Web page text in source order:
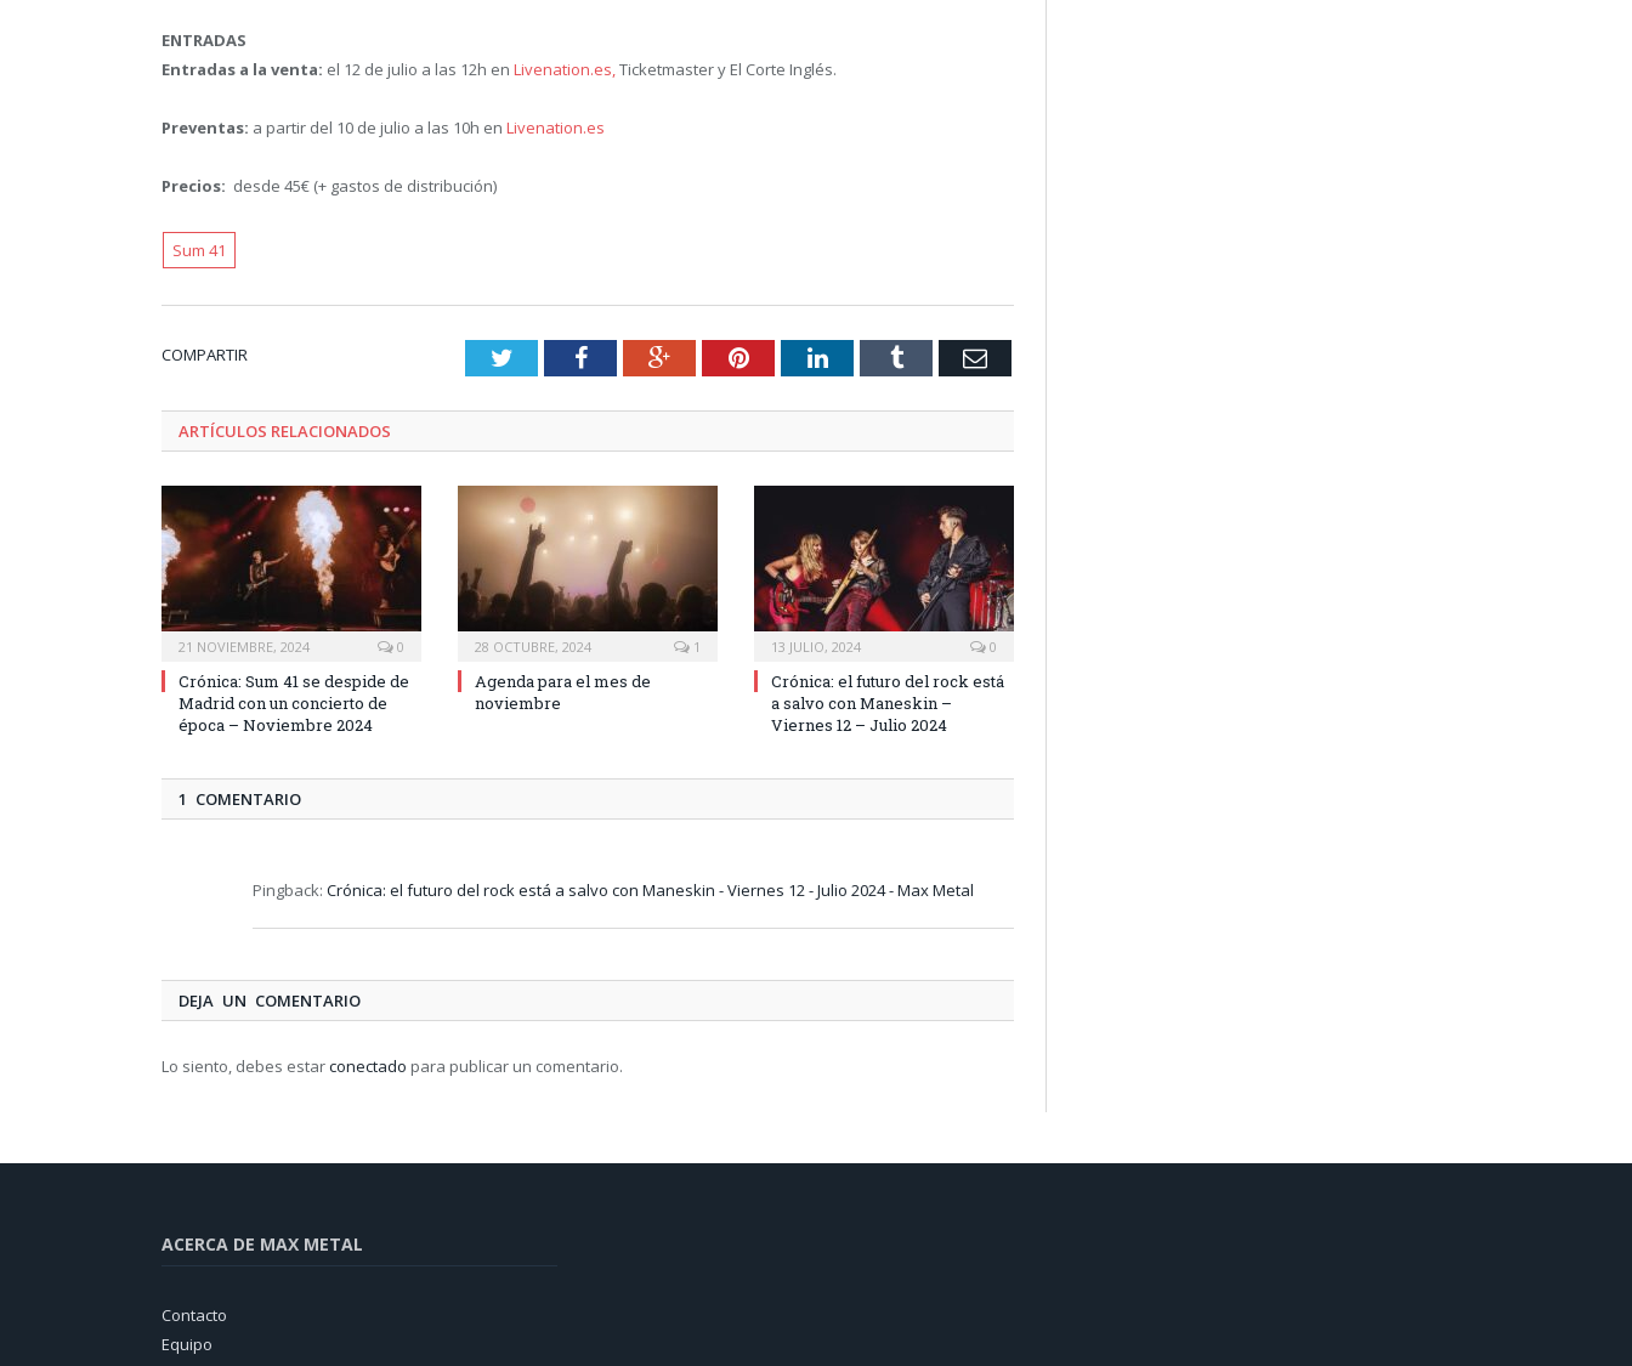
ENTRADAS
Entradas a la venta: el 12 de julio a las 12h en Livenation.es,Ticketmaster y El Corte Inglés.
Preventas: a partir del 10 de julio a las 10h en Livenation.es
Precios: desde 45€ (+ gastos de distribución)
Sum 41
COMPARTIR TwitterFacebookGoogle+PinterestLinkedInTumblr Email
ARTÍCULOS RELACIONADOS
21 NOVIEMBRE, 2024 0
Crónica: Sum 41 se despide de
Madrid con un concierto de
época – Noviembre 2024
28 OCTUBRE, 2024 1
Agenda para el mes de
noviembre
13 JULIO, 2024 0
Crónica: el futuro del rock está
a salvo con Maneskin –
Viernes 12 – Julio 2024
1 COMENTARIO
Pingback: Crónica: el futuro del rock está a salvo con Maneskin - Viernes 12 - Julio 2024 - Max Metal
DEJA UN COMENTARIO
Lo siento, debes estarconectado para publicar un comentario.
ACERCA DE MAX METAL
Contacto
Equipo